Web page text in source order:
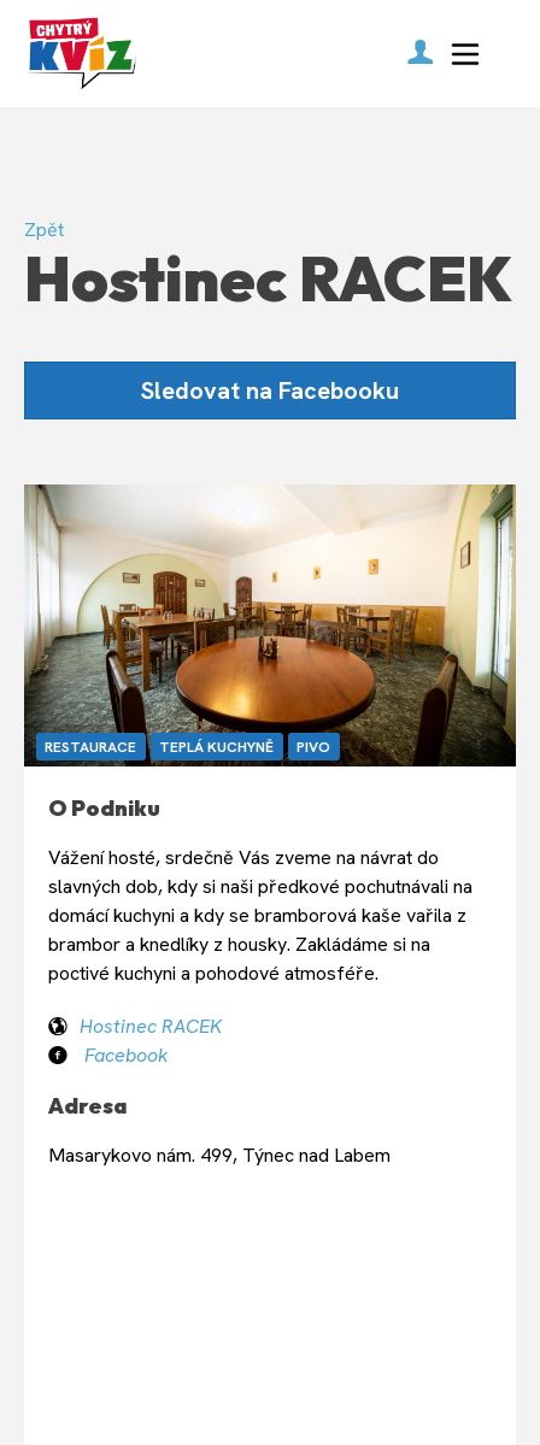
Zpět
Hostinec RACEK
Sledovat na Facebooku
RESTAURACE TEPLÁ KUCHYNĚ PIVO
O Podniku
Vážení hosté, srdečně Vás zveme na návrat do
slavných dob, kdy si naši předkové pochutnávali na
domácí kuchyni a kdy se bramborová kaše vařila z
brambor a knedlíky z housky. Zakládáme si na
poctivé kuchyni a pohodové atmosféře.
Hostinec RACEK
Facebook
Adresa
Masarykovo nám. 499, Týnec nad Labem